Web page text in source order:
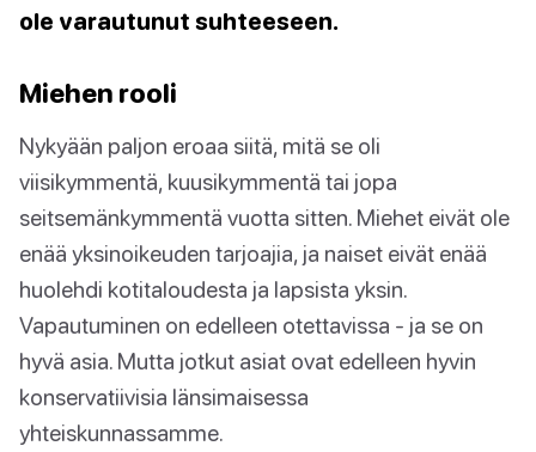
ole varautunut suhteeseen.
Miehen rooli
Nykyään paljon eroaa siitä, mitä se oli
viisikymmentä, kuusikymmentä tai jopa
seitsemänkymmentä vuotta sitten. Miehet eivät ole
enää yksinoikeuden tarjoajia, ja naiset eivät enää
huolehdi kotitaloudesta ja lapsista yksin.
Vapautuminen on edelleen otettavissa - ja se on
hyvä asia. Mutta jotkut asiat ovat edelleen hyvin
konservatiivisia länsimaisessa
yhteiskunnassamme.